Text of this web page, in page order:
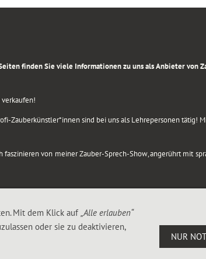
finden Sie viele Informationen zu uns als Anbieter von
verkaufen!
sind bei uns als Lehrepersonen tätig!
von meiner Zauber-Sprech-Show, angerührt mit
Mit dem Klick auf „Alle erlauben“
oder sie zu deaktivieren,
NUR